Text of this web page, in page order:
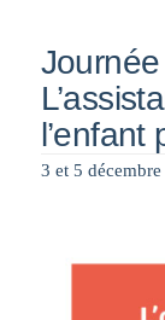
l’enfant
3 et 5